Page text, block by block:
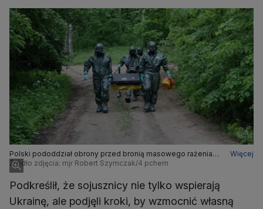
Polski pododdział obrony przed bronią masowego rażenia
na ćwiczeniach w 2019 roku
Więcej
Źródło zdjęcia: mjr Robert Szymczak/4 pchem
Podkreślił, że sojusznicy nie tylko wspierają
Ukrainę, ale podjęli kroki, by wzmocnić własną